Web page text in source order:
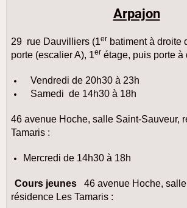
Arpajon
29 rue Dauvilliers (1er batiment à droite
porte (escalier A), 1er étage, puis porte à
Vendredi de 20h30 à 23h
Samedi de 14h30 à 18h
46 avenue Hoche, salle Saint-Sauveur,
Tamaris :
Mercredi de 14h30 à 18h
Cours jeunes
46 avenue Hoche,
résidence Les Tamaris :